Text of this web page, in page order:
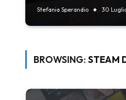
Stefania Sperandio 30
BROWSING: STEAM